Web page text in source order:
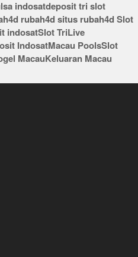
indosatdeposit tri slot
rubah4d situs rubah4d Slot
indosatSlot TriLive
IndosatMacau PoolsSlot
MacauKeluaran Macau